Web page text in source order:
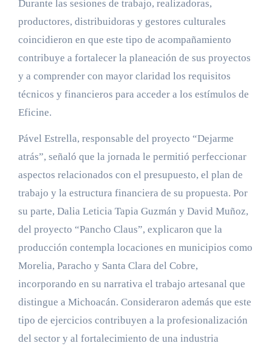
Durante las sesiones de trabajo, realizadoras,
productores, distribuidoras y gestores culturales
coincidieron en que este tipo de acompañamiento
contribuye a fortalecer la planeación de sus proyectos
y a comprender con mayor claridad los requisitos
técnicos y financieros para acceder a los estímulos de
Eficine.
Pável Estrella, responsable del proyecto “Dejarme
atrás”, señaló que la jornada le permitió perfeccionar
aspectos relacionados con el presupuesto, el plan de
trabajo y la estructura financiera de su propuesta. Por
su parte, Dalia Leticia Tapia Guzmán y David Muñoz,
del proyecto “Pancho Claus”, explicaron que la
producción contempla locaciones en municipios como
Morelia, Paracho y Santa Clara del Cobre,
incorporando en su narrativa el trabajo artesanal que
distingue a Michoacán. Consideraron además que este
tipo de ejercicios contribuyen a la profesionalización
del sector y al fortalecimiento de una industria